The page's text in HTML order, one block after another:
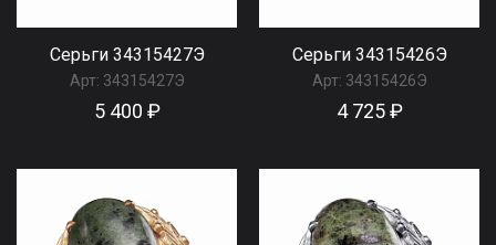
Серьги 34315427Э
Арт: 34315427Э
5 400 ₽
Серьги 34315426Э
Арт: 34315426Э
4 725 ₽